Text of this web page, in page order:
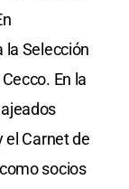
la Selección
En la
el Carnet de
socios